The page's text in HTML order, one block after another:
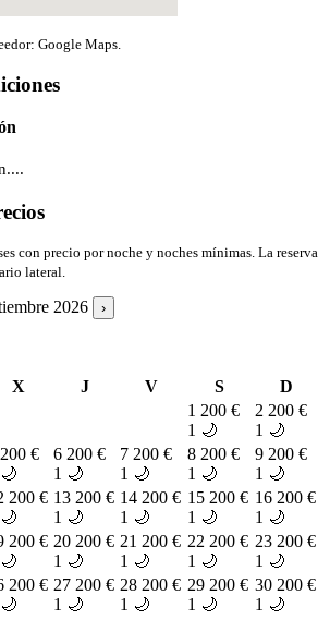
Google Maps.
con precio por noche y noches mínimas. La reserva
lateral.
2026 ›
X J V S
D
1 200 €
1 🌙
2 200 €
1 🌙
200 €
6 200 €
1 🌙
7 200 €
1 🌙
8 200 €
1 🌙
9 200 €
1 🌙
200 € 13 200 €
1 🌙
14 200 €
1 🌙
15 200 €
1 🌙
16 200 €
1 🌙
200 € 20 200 €
1 🌙
21 200 €
1 🌙
22 200 €
1 🌙
23 200 €
1 🌙
200 € 27 200 €
1 🌙
28 200 €
1 🌙
29 200 €
1 🌙
30 200 €
1 🌙